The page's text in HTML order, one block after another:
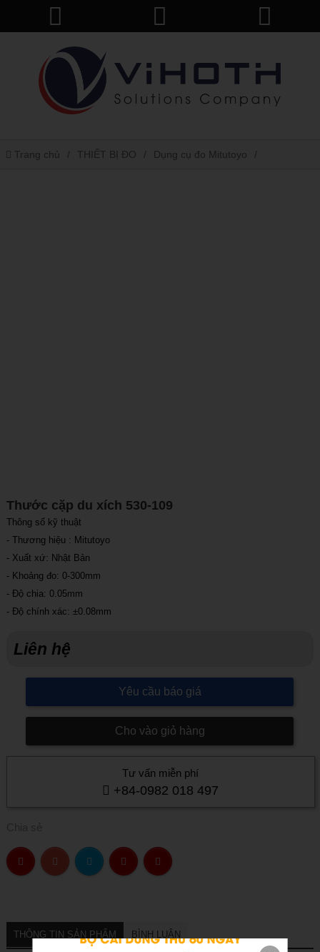
Trang chủ THIẾT BỊ ĐO Dụng cụ đo Mitutoyo
Thước cặp du xích 530-109
Thông số kỹ thuật
- Thương hiệu : Mitutoyo
- Xuất xứ: Nhật Bản
- Khoảng đo: 0-300mm
- Độ chia: 0.05mm
- Độ chính xác: ±0.08mm
Liên hệ
Yêu cầu báo giá
Cho vào giỏ hàng
Tư vấn miễn phí
+84-0982 018 497
THÔNG TIN SẢN PHẨM BÌNH LUẬN